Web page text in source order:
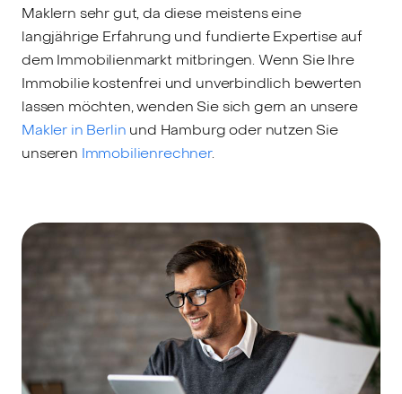
Maklern sehr gut, da diese meistens eine
langjährige Erfahrung und fundierte Expertise auf
dem Immobilienmarkt mitbringen. Wenn Sie Ihre
Immobilie kostenfrei und unverbindlich bewerten
lassen möchten, wenden Sie sich gern an unsere
Makler in Berlin und Hamburg oder nutzen Sie
unseren Immobilienrechner.